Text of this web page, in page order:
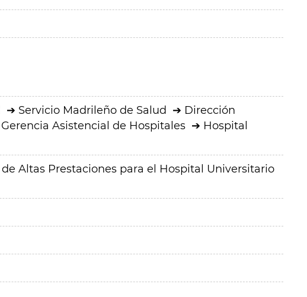
Servicio Madrileño de Salud
Dirección
Gerencia Asistencial de Hospitales
Hospital
Altas Prestaciones para el Hospital Universitario